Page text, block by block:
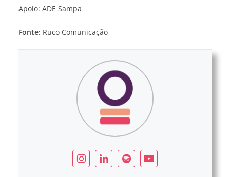
Apoio: ADE Sampa
Fonte: Ruco Comunicação